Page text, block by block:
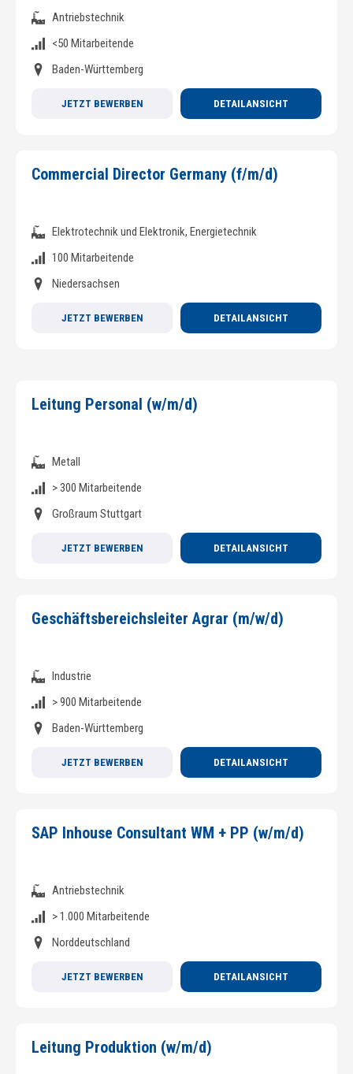
Antriebstechnik
<50 Mitarbeitende
Baden-Württemberg
JETZT BEWERBEN DETAILANSICHT
Commercial Director Germany (f/m/d)
Elektrotechnik und Elektronik, Energietechnik
100 Mitarbeitende
Niedersachsen
JETZT BEWERBEN DETAILANSICHT
Leitung Personal (w/m/d)
Metall
> 300 Mitarbeitende
Großraum Stuttgart
JETZT BEWERBEN DETAILANSICHT
Geschäftsbereichsleiter Agrar (m/w/d)
Industrie
> 900 Mitarbeitende
Baden-Württemberg
JETZT BEWERBEN DETAILANSICHT
SAP Inhouse Consultant WM + PP (w/m/d)
Antriebstechnik
> 1.000 Mitarbeitende
Norddeutschland
JETZT BEWERBEN DETAILANSICHT
Leitung Produktion (w/m/d)